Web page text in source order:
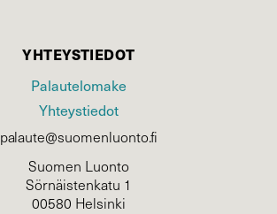
YHTEYSTIEDOT
Palautelomake
Yhteystiedot
palaute@suomenluonto.fi
Suomen Luonto
Sörnäistenkatu 1
00580 Helsinki